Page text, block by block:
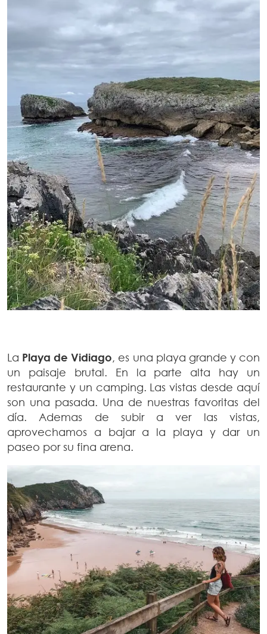
La Playa de Vidiago, es una playa grande y con
un paisaje brutal. En la parte alta hay un
restaurante y un camping. Las vistas desde aquí
son una pasada. Una de nuestras favoritas del
día. Ademas de subir a ver las vistas,
aprovechamos a bajar a la playa y dar un
paseo por su fina arena.